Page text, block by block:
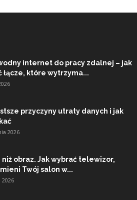
internet do pracy zdalnej – jak
łącze, które wytrzyma...
przyczyny utraty danych i jak
2026
niż obraz. Jak wybrać telewizor,
Twój salon w...
2026